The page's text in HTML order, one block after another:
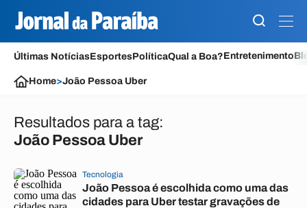
Últimas NotíciasEsportesPolíticaQual a Boa?Entretenimento
Home>João Pessoa Uber
Resultados para a tag:
João Pessoa Uber
Tecnologia
João Pessoa é escolhida como uma das
cidades para Uber testar gravações de